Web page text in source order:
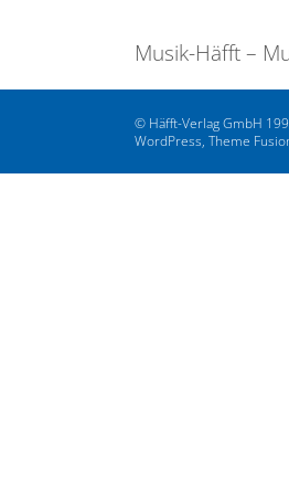
Musik-Häfft –
© Häfft-Verlag GmbH
WordPress, Theme